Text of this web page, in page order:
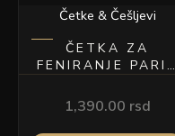
Četke & Češljevi
ČETKA ZA
FENIRANJE PARIS
1,390.00 rsd